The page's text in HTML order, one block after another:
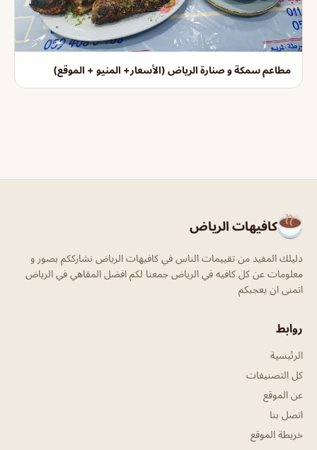
مطاعم سمكة و صنارة الرياض (الأسعار+ المنيو + الموقع)
كافيهات الرياض
دليلك المفيد من تقييمات الناس في كافيهات الرياض نشارككم بصور و
معلومات عن كل كافيه في الرياض جمعنا لكم افضل المقاهي في الرياض
اتمنى ان يعجبكم
روابط
الرئيسية
كل التصنيفات
عن الموقع
اتصل بنا
خريطة الموقع